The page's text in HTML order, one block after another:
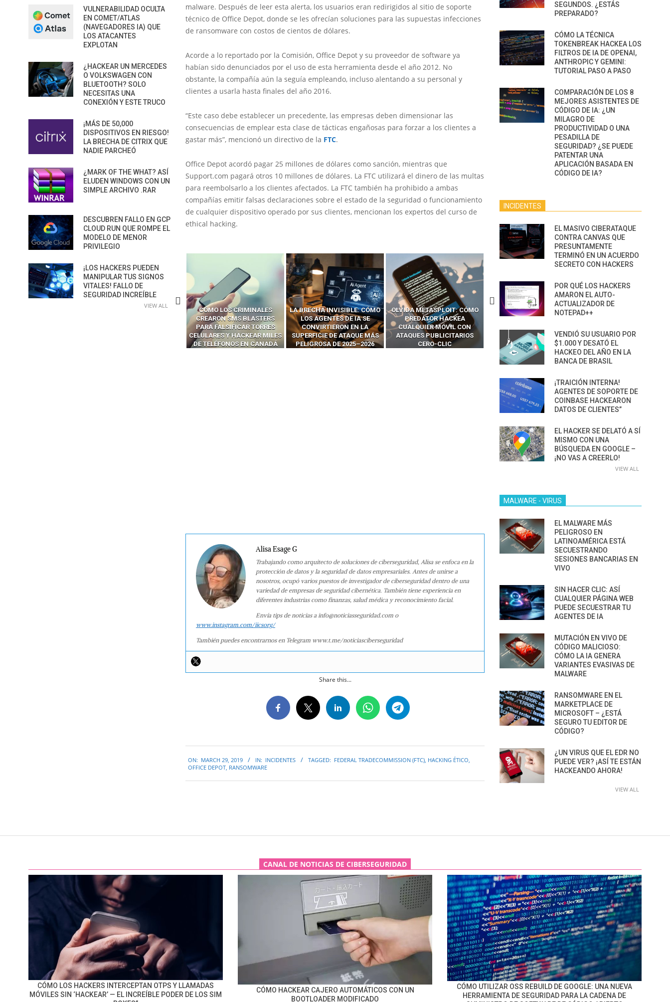
malware. Después de leer esta alerta, los usuarios eran redirigidos al sitio de soporte
técnico de Office Depot, donde se les ofrecían soluciones para las supuestas infecciones
de ransomware con costos de cientos de dólares.
Acorde a lo reportado por la Comisión, Office Depot y su proveedor de software ya
habían sido denunciados por el uso de esta herramienta desde el año 2012. No
obstante, la compañía aún la seguía empleando, incluso alentando a su personal y
clientes a usarla hasta finales del año 2016.
“Este caso debe establecer un precedente, las empresas deben dimensionar las
consecuencias de emplear esta clase de tácticas engañosas para forzar a los clientes a
gastar más”, mencionó un directivo de la FTC.
Office Depot acordó pagar 25 millones de dólares como sanción, mientras que
Support.com pagará otros 10 millones de dólares. La FTC utilizará el dinero de las multas
para reembolsarlo a los clientes afectados. La FTC también ha prohibido a ambas
compañías emitir falsas declaraciones sobre el estado de la seguridad o funcionamiento
de cualquier dispositivo operado por sus clientes, mencionan los expertos del curso de
ethical hacking.
CÓMO LAVAR EL CEREBRO A
CÓMO LOS CRIMINALES
CREARON SMS BLASTERS
PARA FALSIFICAR TORRES
CELULARES Y HACKEAR MILES
DE TELÉFONOS EN CANADÁ
LA BRECHA INVISIBLE: CÓMO
LOS AGENTES DE IA SE
CONVIRTIERON EN LA
SUPERFICIE DE ATAQUE MÁS
PELIGROSA DE 2025–2026
OLVIDA METASPLOIT: CÓMO
PREDATOR HACKEA
CUALQUIER MÓVIL CON
ATAQUES PUBLICITARIOS
CERO-CLIC
CÓMO LOS HACKERS
INTERCEPTAN OTPS Y
‘HACKEAR’ — EL INCREÍBLE
PODER DE LOS SIM BOXES”
NAVEGADORES DE IA
AGÉNTICA
Alisa Esage G
Trabajando como arquitecto de soluciones de ciberseguridad, Alisa se enfoca en la
protección de datos y la seguridad de datos empresariales. Antes de unirse a
nosotros, ocupó varios puestos de investigador de ciberseguridad dentro de una
variedad de empresas de seguridad cibernética. También tiene experiencia en
diferentes industrias como finanzas, salud médica y reconocimiento facial.
Envía tips de noticias a info@noticiasseguridad.com o
www.instagram.com/iicsorg/
También puedes encontrarnos en Telegram www.t.me/noticiasciberseguridad
Share this...
03-
ON: MARCH 29, 2019 IN: INCIDENTES TAGGED: FEDERAL TRADECOMMISSION (FTC) HACKING ÉTICO
OFFICE DEPOT RANSOMWARE
VULNERABILIDAD OCULTA
EN COMET/ATLAS
(NAVEGADORES IA) QUE
LOS ATACANTES
EXPLOTAN
¿HACKEAR UN MERCEDES
O VOLKSWAGEN CON
BLUETOOTH? SOLO
NECESITAS UNA
CONEXIÓN Y ESTE TRUCO
¡MÁS DE 50,000
DISPOSITIVOS EN RIESGO!
LA BRECHA DE CITRIX QUE
NADIE PARCHEÓ
¿MARK OF THE WHAT? ASÍ
ELUDEN WINDOWS CON UN
SIMPLE ARCHIVO .RAR
DESCUBREN FALLO EN GCP
CLOUD RUN QUE ROMPE EL
MODELO DE MENOR
PRIVILEGIO
¡LOS HACKERS PUEDEN
MANIPULAR TUS SIGNOS
VITALES! FALLO DE
SEGURIDAD INCREÍBLE
VIEW ALL
SEGUNDOS. ¿ESTÁS
PREPARADO?
CÓMO LA TÉCNICA
TOKENBREAK HACKEA LOS
FILTROS DE IA DE OPENAI,
ANTHROPIC Y GEMINI:
TUTORIAL PASO A PASO
COMPARACIÓN DE LOS 8
MEJORES ASISTENTES DE
CÓDIGO DE IA: ¿UN
MILAGRO DE
PRODUCTIVIDAD O UNA
PESADILLA DE
SEGURIDAD? ¿SE PUEDE
PATENTAR UNA
APLICACIÓN BASADA EN
CÓDIGO DE IA?
INCIDENTES
EL MASIVO CIBERATAQUE
CONTRA CANVAS QUE
PRESUNTAMENTE
TERMINÓ EN UN ACUERDO
SECRETO CON HACKERS
POR QUÉ LOS HACKERS
AMARON EL AUTO-
ACTUALIZADOR DE
NOTEPAD++
VENDIÓ SU USUARIO POR
$1.000 Y DESATÓ EL
HACKEO DEL AÑO EN LA
BANCA DE BRASIL
¡TRAICIÓN INTERNA!
AGENTES DE SOPORTE DE
COINBASE HACKEARON
DATOS DE CLIENTES”
EL HACKER SE DELATÓ A SÍ
MISMO CON UNA
BÚSQUEDA EN GOOGLE –
¡NO VAS A CREERLO!
VIEW ALL
MALWARE - VIRUS
EL MALWARE MÁS
PELIGROSO EN
LATINOAMÉRICA ESTÁ
SECUESTRANDO
SESIONES BANCARIAS EN
VIVO
SIN HACER CLIC: ASÍ
CUALQUIER PÁGINA WEB
PUEDE SECUESTRAR TU
AGENTES DE IA
MUTACIÓN EN VIVO DE
CÓDIGO MALICIOSO:
CÓMO LA IA GENERA
VARIANTES EVASIVAS DE
MALWARE
RANSOMWARE EN EL
MARKETPLACE DE
MICROSOFT – ¿ESTÁ
SEGURO TU EDITOR DE
CÓDIGO?
¿UN VIRUS QUE EL EDR NO
PUEDE VER? ¡ASÍ TE ESTÁN
HACKEANDO AHORA!
VIEW ALL
CANAL DE NOTICIAS DE CIBERSEGURIDAD
CÓMO LOS HACKERS INTERCEPTAN OTPS Y LLAMADAS
MÓVILES SIN ‘HACKEAR’ — EL INCREÍBLE PODER DE LOS SIM
CÓMO HACKEAR CAJERO AUTOMÁTICOS CON UN
BOOTLOADER MODIFICADO
CÓMO UTILIZAR OSS REBUILD DE GOOGLE: UNA NUEVA
HERRAMIENTA DE SEGURIDAD PARA LA CADENA DE